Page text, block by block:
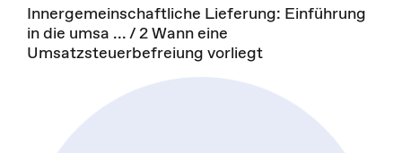
Innergemeinschaftliche Lieferung: Einführung
in die umsa ... / 2 Wann eine
Umsatzsteuerbefreiung vorliegt